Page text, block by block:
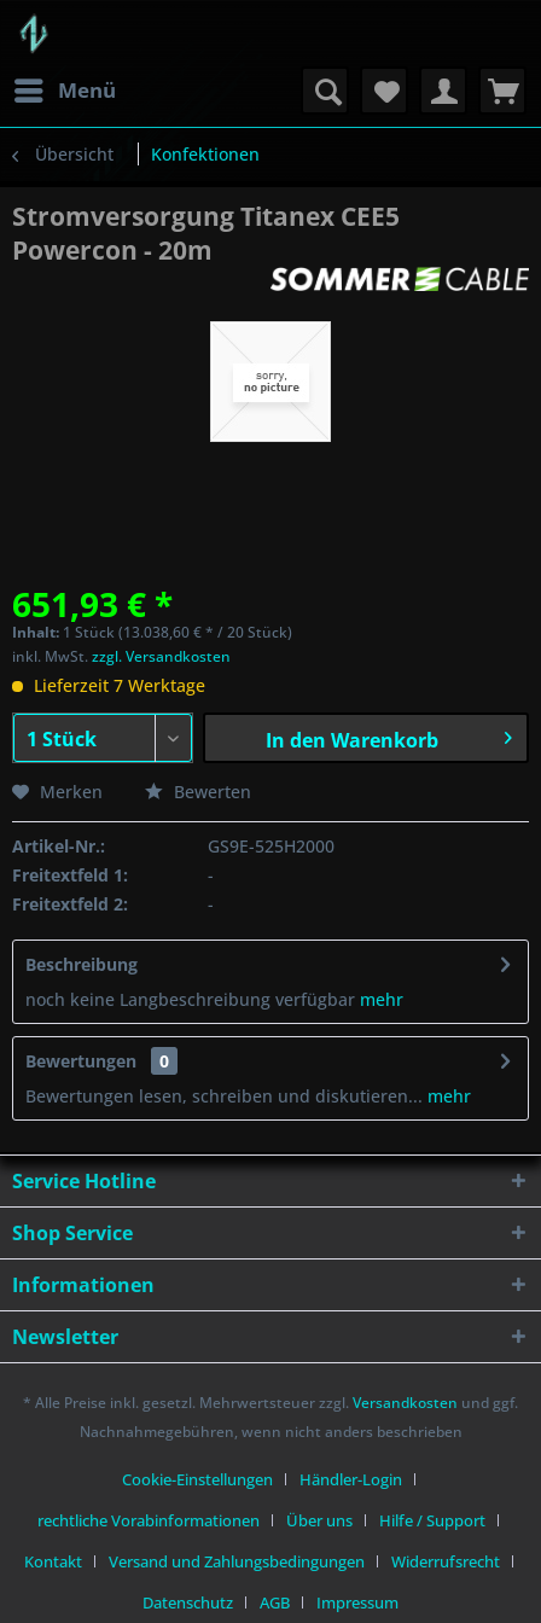
Menü
Übersicht Konfektionen
Stromversorgung Titanex CEE5
Powercon - 20m
651,93 € *
Inhalt: 1 Stück (13.038,60 € * / 20 Stück)
inkl. MwSt.zzgl. Versandkosten
Lieferzeit 7 Werktage
In den Warenkorb
Merken Bewerten
Artikel-Nr.:
GS9E-525H2000
Freitextfeld 1:
-
Freitextfeld 2:
-
Beschreibung
noch keine Langbeschreibung verfügbar mehr
Bewertungen
0
Bewertungen lesen, schreiben und diskutieren... mehr
Service Hotline
Shop Service
Informationen
Newsletter
* Alle Preise inkl. gesetzl. Mehrwertsteuer zzgl. Versandkosten und ggf.
Nachnahmegebühren, wenn nicht anders beschrieben
Cookie-Einstellungen
Händler-Login
rechtliche Vorabinformationen
Über uns
Hilfe / Support
Kontakt
Versand und Zahlungsbedingungen
Widerrufsrecht
Datenschutz
AGB Impressum